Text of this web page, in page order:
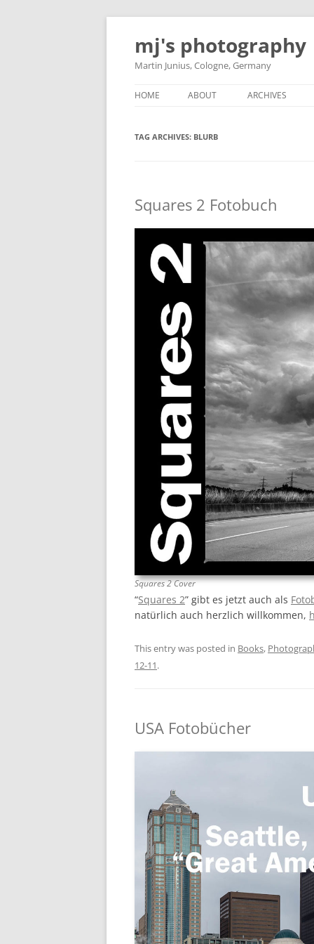
Skip
content
mj's photography
Martin Junius, Cologne, Germany
HOME ABOUT ARCHIVES
TAG ARCHIVES: BLURB
Squares 2 Fotobuch
Squares 2 Cover
“Squares 2” gibt es jetzt auch als
natürlich auch herzlich willkommen,
This entry was posted in Books,
12-11.
USA Fotobücher